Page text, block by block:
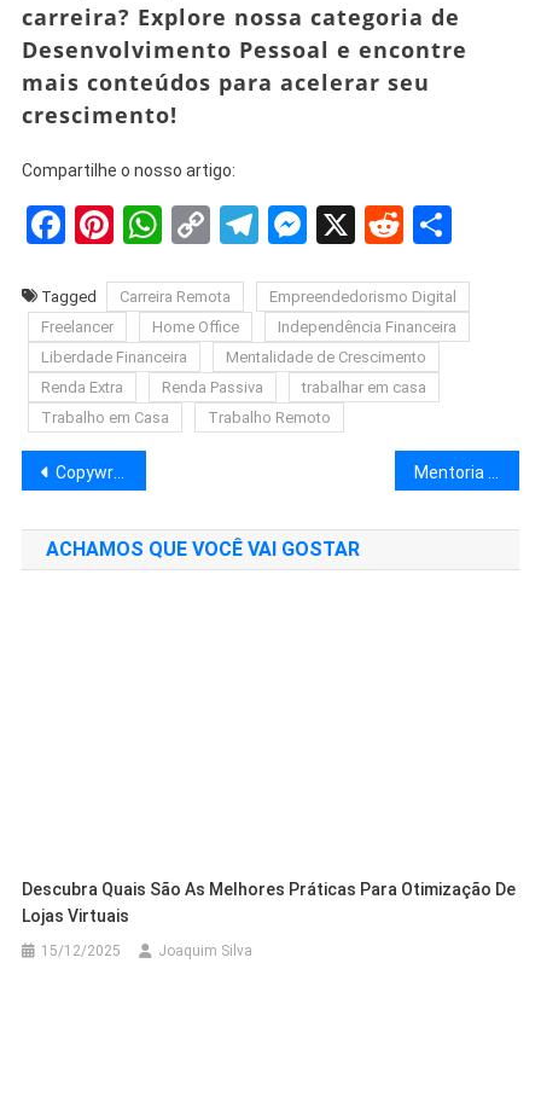
carreira? Explore nossa categoria de
Desenvolvimento Pessoal e encontre
mais conteúdos para acelerar seu
crescimento!
Compartilhe o nosso artigo:
Facebook
Pinterest
WhatsApp
CopyTelegram
Messenger
X Reddit
Tagged Carreira Remota
Empreendedorismo Digital
Freelancer
Home Office
Independência Financeira
Liberdade Financeira
Mentalidade de Crescimento
Renda Extra
Renda Passiva
trabalhar em casa
Trabalho em Casa
Trabalho Remoto
Navegação
de
Post
Copywriting para E-commerce: Estratégias Matadoras para Dobrar Suas Vendas
ACHAMOS QUE VOCÊ VAI GOSTAR
Descubra Quais São As Melhores Práticas Para Otimização De
Lojas Virtuais
15/12/2025 Joaquim Silva